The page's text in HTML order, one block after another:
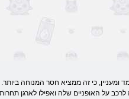
כי זה ממציא חסר המנוחה ביותר.
על האופניים שלה ואפילו לארגן